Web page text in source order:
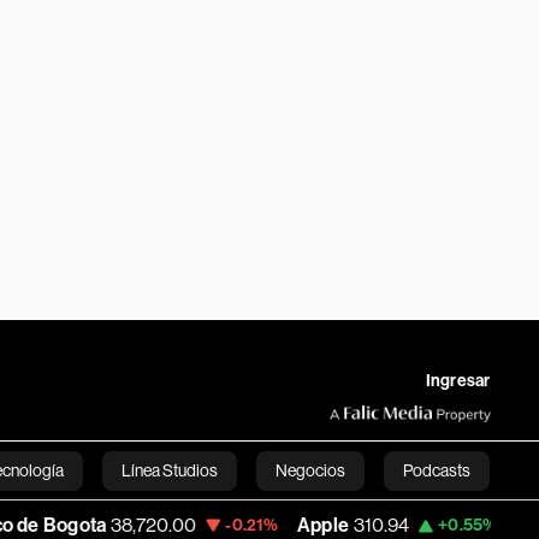
Ingresar
Línea Studios Negocios Podcasts
English
38,720.00 -0.21% Apple 310.94 +0.55% USD COP